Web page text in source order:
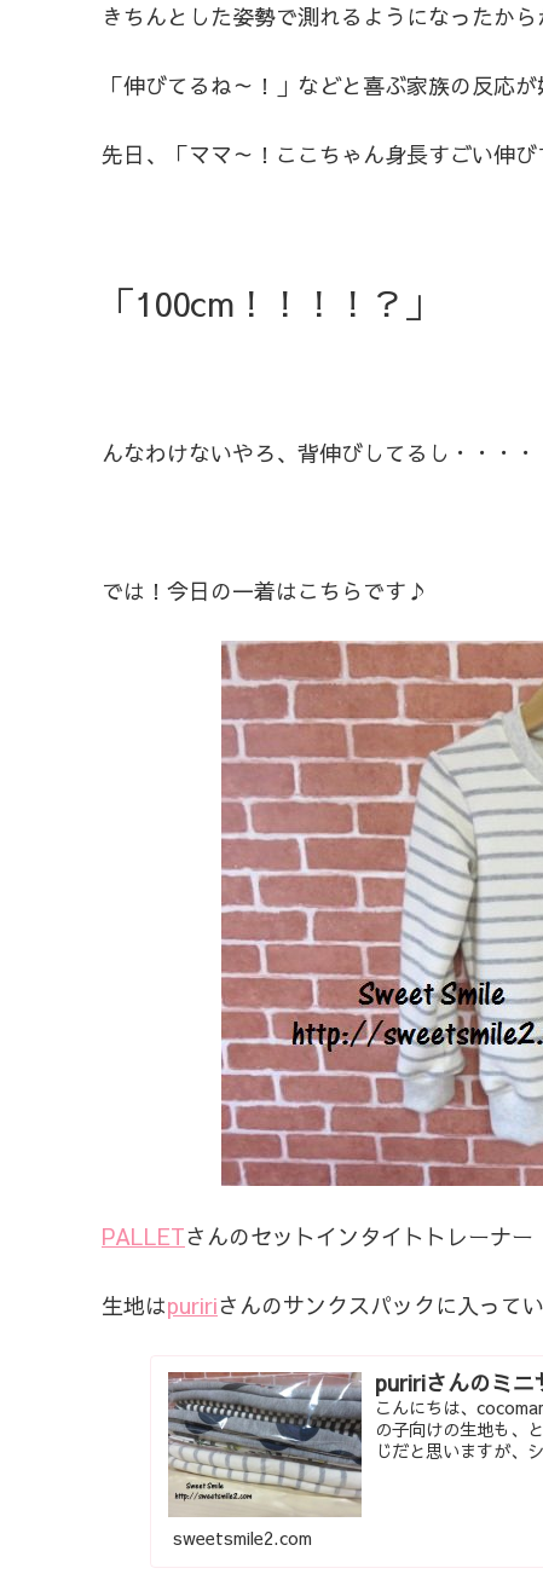
きちんとした姿勢で測れるようになったから
「伸びてるね～！」などと喜ぶ家族の反応
先日、「ママ～！ここちゃん身長すごい伸
「100cm！！！！？」
んなわけないやろ、背伸びしてるし・・・・
では！今日の一着はこちらです♪
PALLETさんのセットインタイトトレーナ
生地はpuririさんのサンクスパックに入って
puririさんのミ
こんにちは、
の子向けの生地も、
じだと思いますが、
sweetsmile2.com